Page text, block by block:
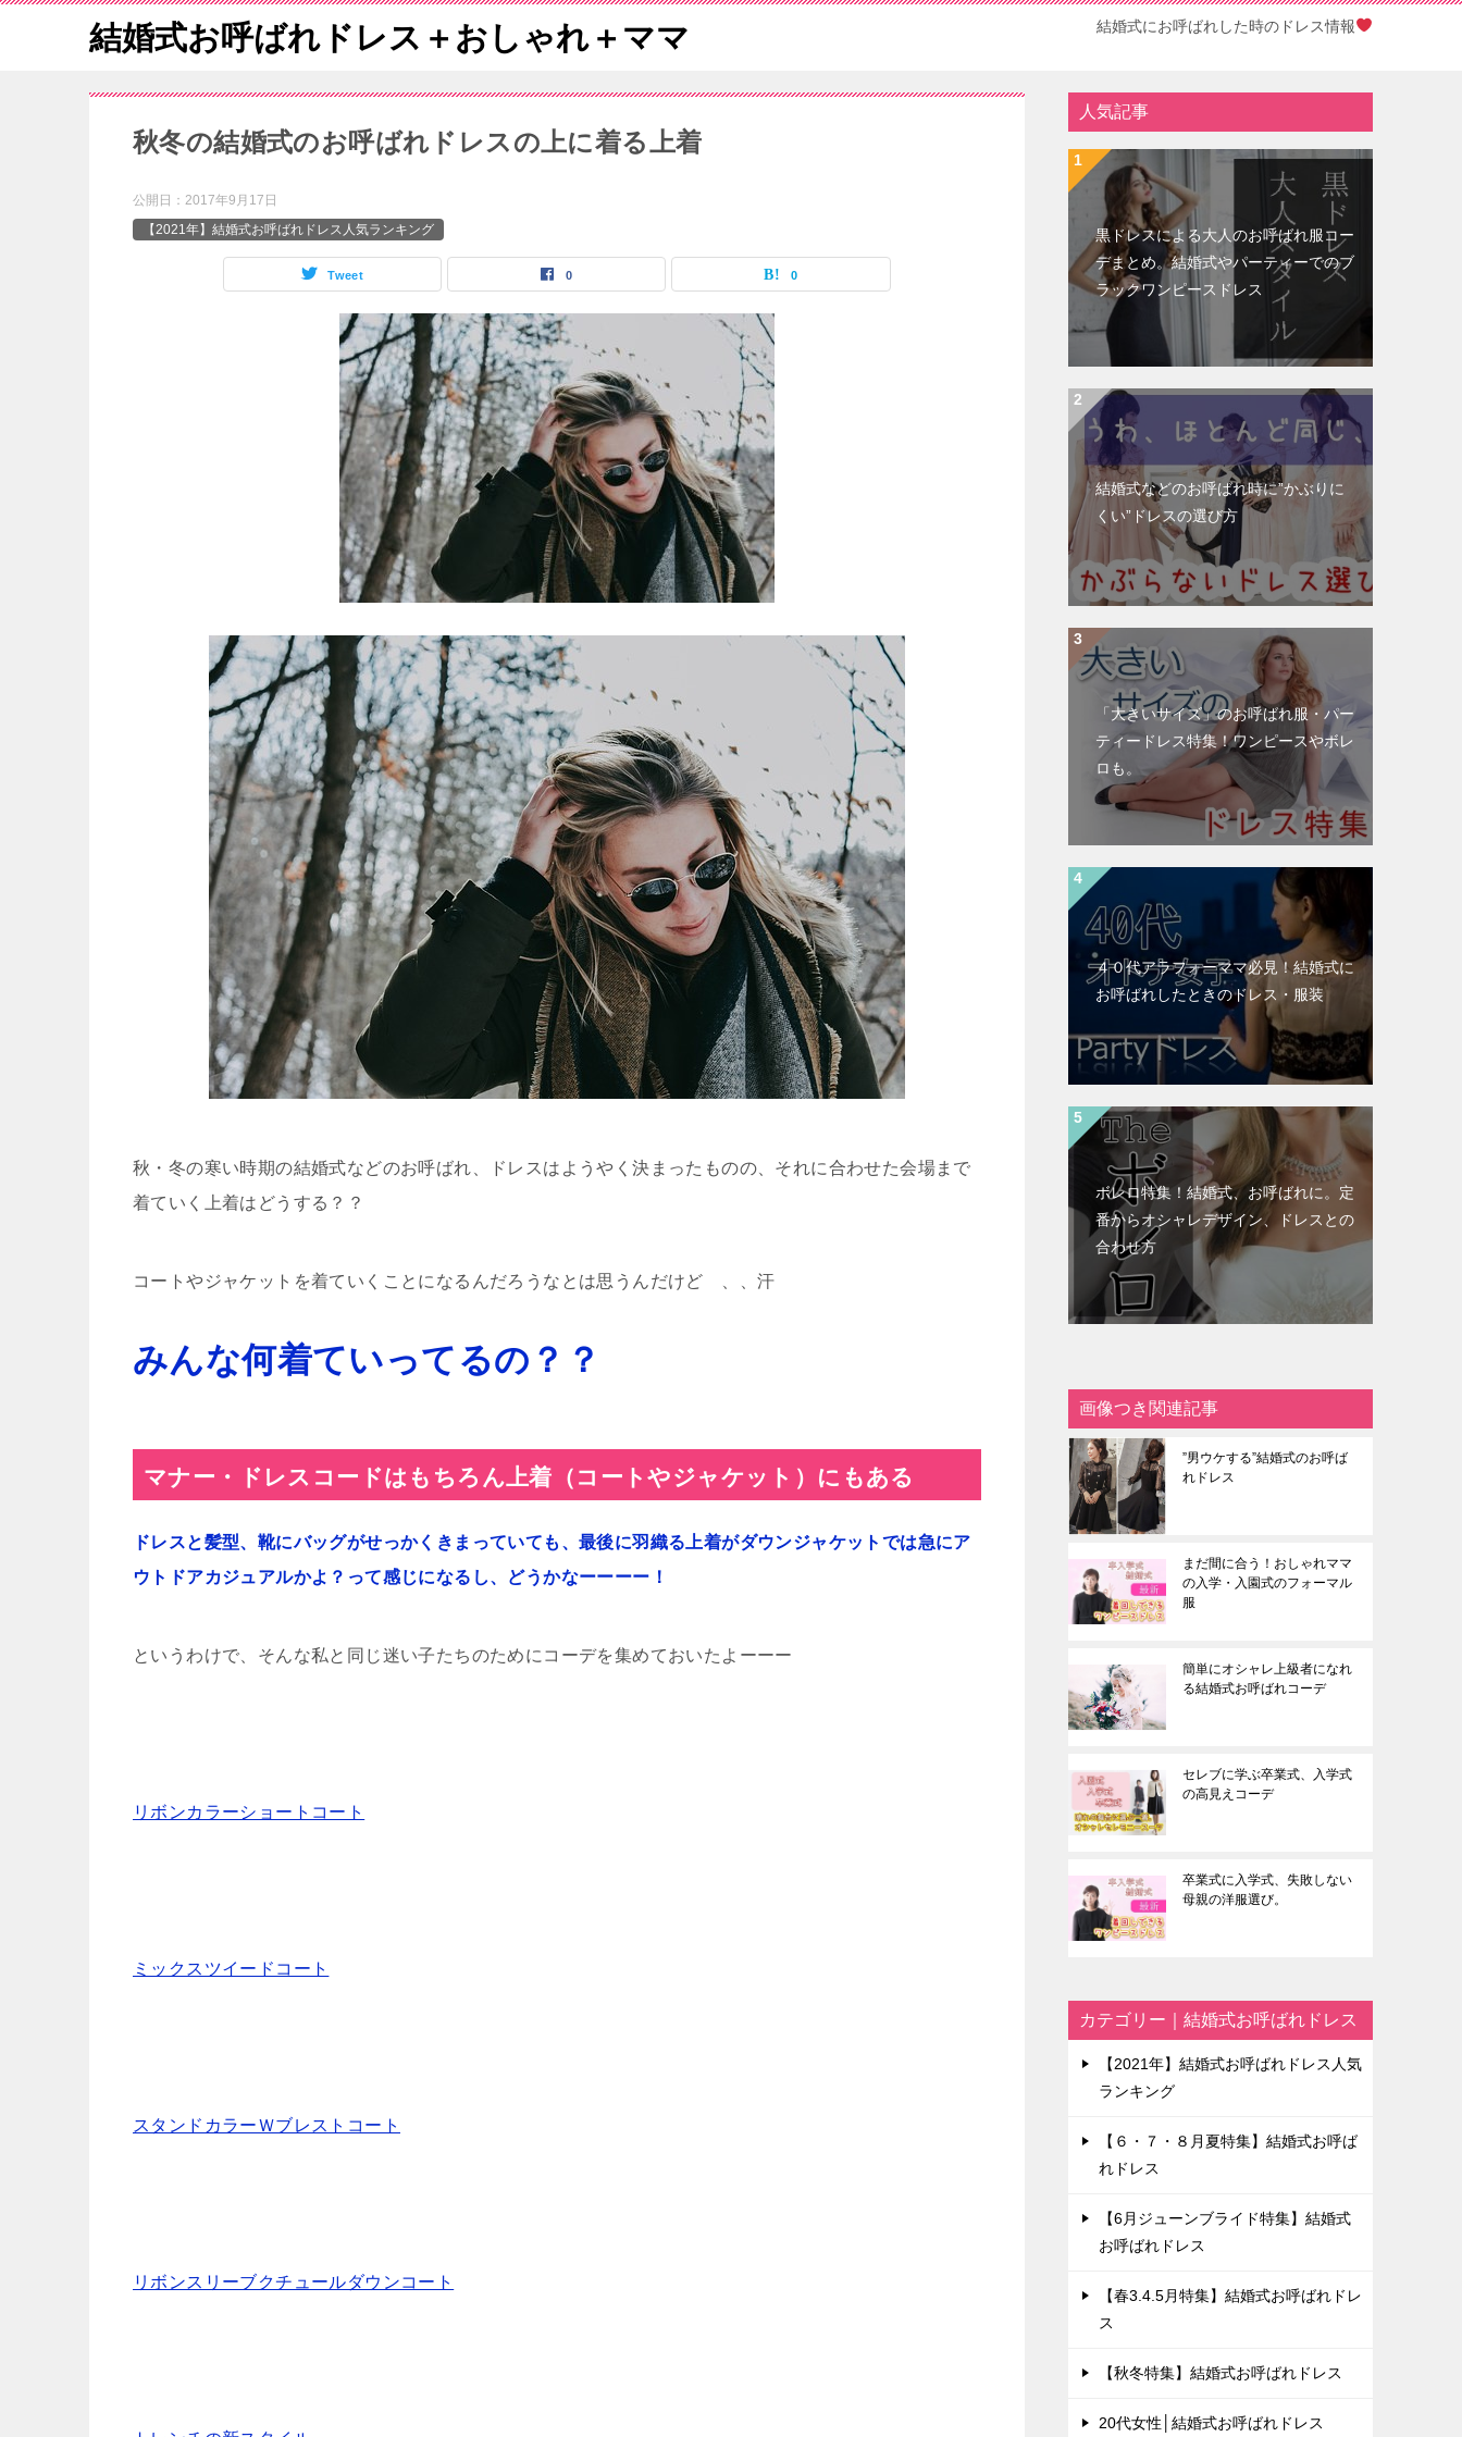
結婚式お呼ばれドレス＋おしゃれ＋ママ 結婚式にお呼ばれした時のドレス情報
秋冬の結婚式のお呼ばれドレスの上に着る上着
公開日： 2017年9月17日
【2021年】結婚式お呼ばれドレス人気ランキング
Tweet 0 0
秋・冬の寒い時期の結婚式などのお呼ばれ、ドレスはようやく決まったものの、それに合わせた会場まで
着ていく上着はどうする？？
コートやジャケットを着ていくことになるんだろうなとは思うんだけど 、、汗
みんな何着ていってるの？？
マナー・ドレスコードはもちろん上着（コートやジャケット）にもある
ドレスと髪型、靴にバッグがせっかくきまっていても、最後に羽織る上着がダウンジャケットでは急にア
ウトドアカジュアルかよ？って感じになるし、どうかなーーーー！
というわけで、そんな私と同じ迷い子たちのためにコーデを集めておいたよーーー
リボンカラーショートコート
ミックスツイードコート
スタンドカラーＷブレストコート
リボンスリーブクチュールダウンコート
人気記事
黒ドレスによる大人のお呼ばれ服コー
デまとめ。結婚式やパーティーでのブ
ラックワンピースドレス
結婚式などのお呼ばれ時に”かぶりに
くい”ドレスの選び方
「大きいサイズ」のお呼ばれ服・パー
ティードレス特集！ワンピースやボレ
ロも。
４０代アラフォーママ必見！結婚式に
お呼ばれしたときのドレス・服装
ボレロ特集！結婚式、お呼ばれに。定
番からオシャレデザイン、ドレスとの
合わせ方
画像つき関連記事
”男ウケする”結婚式のお呼ば
れドレス
まだ間に合う！おしゃれママ
の入学・入園式のフォーマル
服
簡単にオシャレ上級者になれ
る結婚式お呼ばれコーデ
セレブに学ぶ卒業式、入学式
の高見えコーデ
卒業式に入学式、失敗しない
母親の洋服選び。
カテゴリー｜結婚式お呼ばれドレス
【2021年】結婚式お呼ばれドレス人気
ランキング
【６・７・８月夏特集】結婚式お呼ば
れドレス
【6月ジューンブライド特集】結婚式
お呼ばれドレス
【春3.4.5月特集】結婚式お呼ばれドレ
ス
【秋冬特集】結婚式お呼ばれドレス
20代女性│結婚式お呼ばれドレス